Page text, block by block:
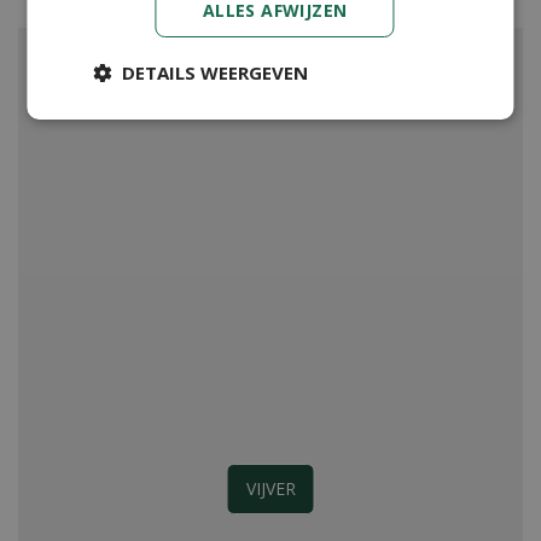
VIJVER
ALLES AFWIJZEN
DETAILS WEERGEVEN